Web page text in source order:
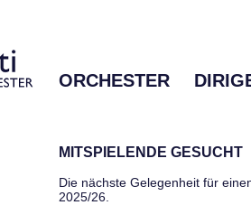
ORCHESTER
MITSPIELENDE GESUCHT
Die nächste Gelegenheit für
2025/26.